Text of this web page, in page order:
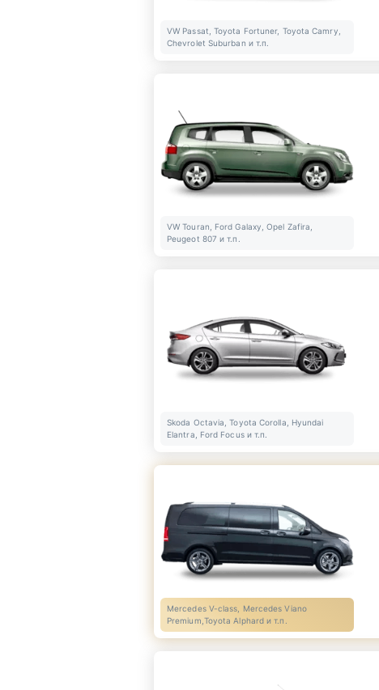
VW Passat, Toyota Fortuner, Toyota Camry,
Chevrolet Suburban и т.п.
VW Touran, Ford Galaxy, Opel Zafira,
Peugeot 807 и т.п.
Skoda Octavia, Toyota Corolla, Hyundai
Elantra, Ford Focus и т.п.
Mercedes V-class, Mercedes Viano
Premium,Toyota Alphard и т.п.